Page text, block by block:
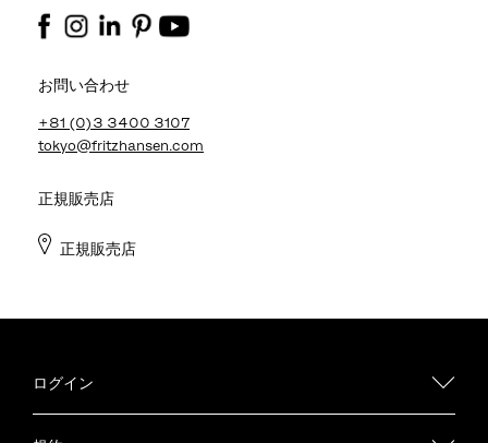
お問い合わせ
+81 (0)3 3400 3107
tokyo@fritzhansen.com
正規販売店
正規販売店
ログイン